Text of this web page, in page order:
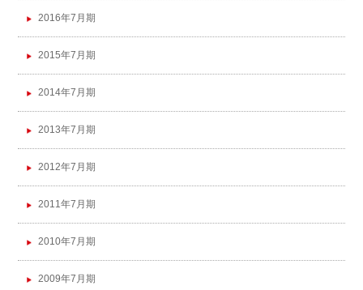
2016年7月期
2015年7月期
2014年7月期
2013年7月期
2012年7月期
2011年7月期
2010年7月期
2009年7月期